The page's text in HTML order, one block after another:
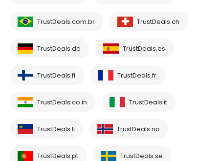
TrustDeals.com.br TrustDeals.ch
TrustDeals.de TrustDeals.es
TrustDeals.fi TrustDeals.fr
TrustDeals.co.in TrustDeals.it
TrustDeals.li TrustDeals.no
TrustDeals.pt TrustDeals.se